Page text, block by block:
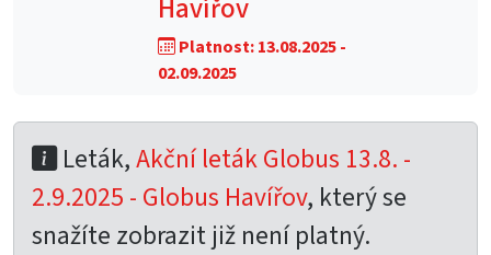
Havířov
Platnost: 13.08.2025 -
02.09.2025
Leták,Akční leták Globus 13.8. -
2.9.2025 - Globus Havířov, který se
snažíte zobrazit již není platný.